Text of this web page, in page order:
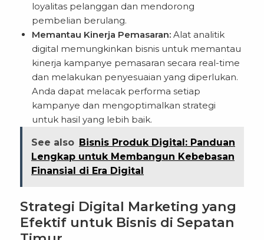
loyalitas pelanggan dan mendorong
pembelian berulang.
Memantau Kinerja Pemasaran: Alat analitik
digital memungkinkan bisnis untuk memantau
kinerja kampanye pemasaran secara real-time
dan melakukan penyesuaian yang diperlukan.
Anda dapat melacak performa setiap
kampanye dan mengoptimalkan strategi
untuk hasil yang lebih baik.
See also Bisnis Produk Digital: Panduan
Lengkap untuk Membangun Kebebasan
Finansial di Era Digital
Strategi Digital Marketing yang
Efektif untuk Bisnis di Sepatan